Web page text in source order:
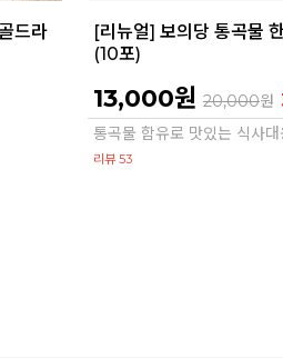
드라
[리뉴얼] 보의당 통곡물
(10포)
13,000원 20,000원
통곡물 함유로 맛있는 식사
리뷰 53